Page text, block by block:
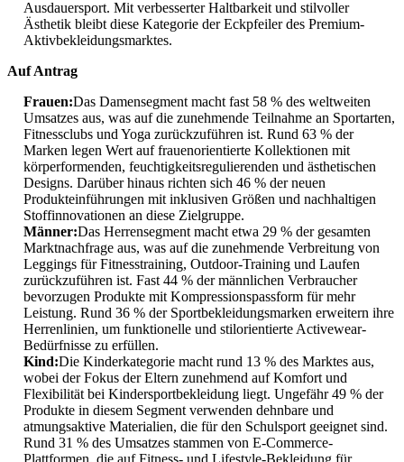
Ausdauersport. Mit verbesserter Haltbarkeit und stilvoller
Ästhetik bleibt diese Kategorie der Eckpfeiler des Premium-
Aktivbekleidungsmarktes.
Auf Antrag
Frauen:Das Damensegment macht fast 58 % des weltweiten
Umsatzes aus, was auf die zunehmende Teilnahme an Sportarten,
Fitnessclubs und Yoga zurückzuführen ist. Rund 63 % der
Marken legen Wert auf frauenorientierte Kollektionen mit
körperformenden, feuchtigkeitsregulierenden und ästhetischen
Designs. Darüber hinaus richten sich 46 % der neuen
Produkteinführungen mit inklusiven Größen und nachhaltigen
Stoffinnovationen an diese Zielgruppe.
Männer:Das Herrensegment macht etwa 29 % der gesamten
Marktnachfrage aus, was auf die zunehmende Verbreitung von
Leggings für Fitnesstraining, Outdoor-Training und Laufen
zurückzuführen ist. Fast 44 % der männlichen Verbraucher
bevorzugen Produkte mit Kompressionspassform für mehr
Leistung. Rund 36 % der Sportbekleidungsmarken erweitern ihre
Herrenlinien, um funktionelle und stilorientierte Activewear-
Bedürfnisse zu erfüllen.
Kind:Die Kinderkategorie macht rund 13 % des Marktes aus,
wobei der Fokus der Eltern zunehmend auf Komfort und
Flexibilität bei Kindersportbekleidung liegt. Ungefähr 49 % der
Produkte in diesem Segment verwenden dehnbare und
atmungsaktive Materialien, die für den Schulsport geeignet sind.
Rund 31 % des Umsatzes stammen von E-Commerce-